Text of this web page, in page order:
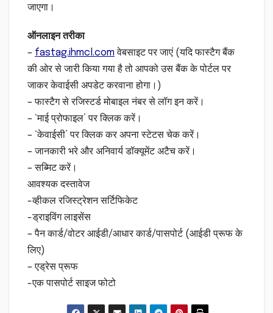
जाएगा।
ऑनलाइन तरीका
– fastag.ihmcl.comवेबसाइट पर जाएं (यदि फास्टैग बैंक
की ओर से जारी किया गया है तो आपको उस बैंक के पोर्टल पर
जाकर केवाईसी अपडेट करवाना होगा।)
– फास्टैग से रजिस्टर्ड मोबाइल नंबर से लॉग इन करें।
– ‘माई प्रोफाइल’ पर क्लिक करें।
– ‘केवाईसी’ पर क्लिक कर अपना स्टेटस चेक करें।
– जानकारी भरे और अनिवार्य डॉक्यूमेंट अटैच करें।
– सब्मिट करें।
आवश्यक दस्तावेज
-व्हीकल रजिस्ट्रेशन सर्टिफिकेट
-ड्राइविंग लाइसेंस
– पैन कार्ड/वोटर आईडी/आधार कार्ड/पासपोर्ट (आईडी प्रूफ के
लिए)
– एड्रेस प्रूफ
-एक पासपोर्ट साइज फोटो